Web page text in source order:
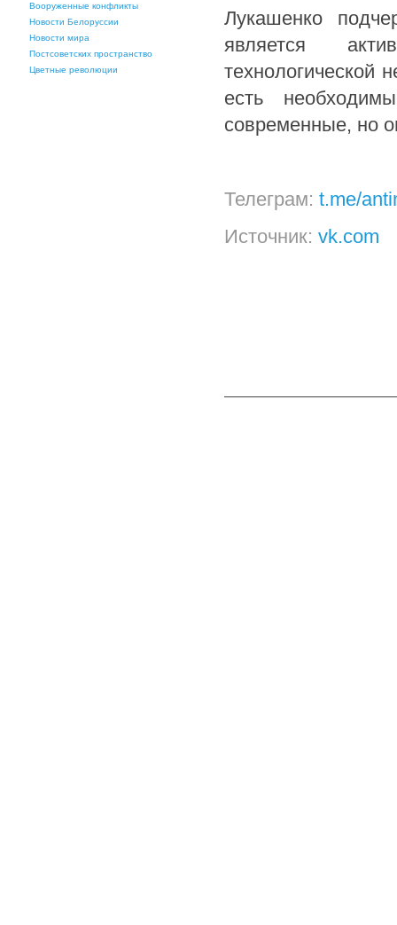
Вооруженные конфликты
Новости Белоруссии
Новости мира
Постсоветских пространство
Цветные революции
Лукашенко
является
технологической
есть
современные, но
Телеграм: t.me/
Источник: vk.com